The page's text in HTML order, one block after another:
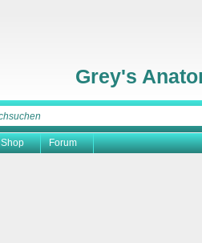
Grey's
Shop Forum